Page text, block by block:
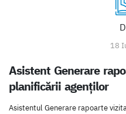
18
Asistent Generare
planificării agenților
Asistentul Generare rapoarte